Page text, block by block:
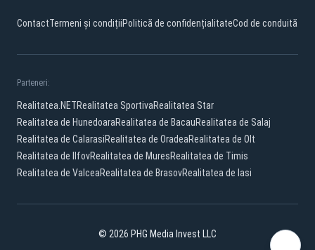
ContactTermeni și condițiiPolitică de confidențialitateCod de conduită
Parteneri:
Realitatea.NETRealitatea SportivaRealitatea Star
Realitatea de HunedoaraRealitatea de BacauRealitatea de Salaj
Realitatea de CalarasiRealitatea de OradeaRealitatea de Olt
Realitatea de IlfovRealitatea de MuresRealitatea de Timis
Realitatea de ValceaRealitatea de BrasovRealitatea de Iasi
© 2026 PHG Media Invest LLC